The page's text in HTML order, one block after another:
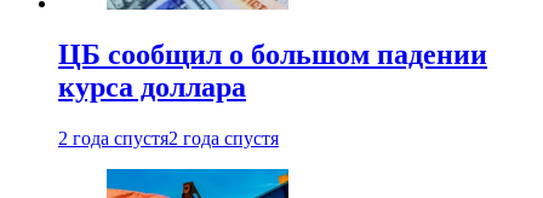
ЦБ сообщил о большом падении
курса доллара
2 года спустя2 года спустя